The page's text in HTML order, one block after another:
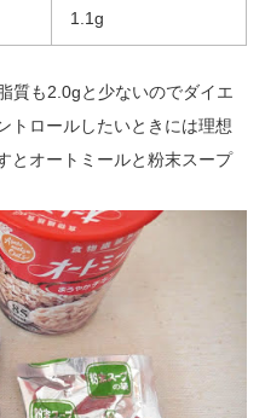
1.1g
質も2.0gと少ないのでダイエ
トロールしたいときには理想
とオートミールと粉末スープ